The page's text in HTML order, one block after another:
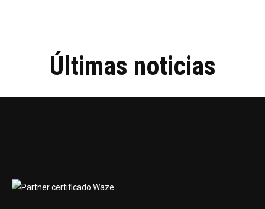
Últimas noticias